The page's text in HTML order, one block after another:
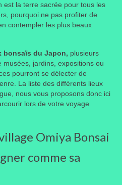
est la terre sacrée pour tous les
pourquoi ne pas profiter de
contempler les plus beaux
bonsaïs du Japon, plusieurs
musées, jardins, expositions ou
pourront se délecter de
La liste des différents lieux
nous vous proposons donc ici
lors de votre voyage
Omiya Bonsai
comme sa